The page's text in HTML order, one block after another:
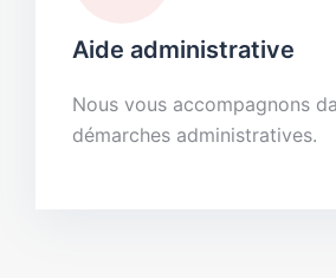
Aide administrative
Nous vous accompagnons
démarches administratives.